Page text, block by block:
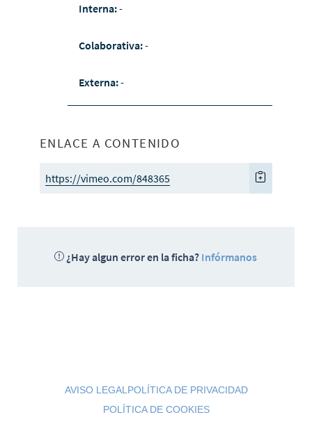
Interna:-
Colaborativa:-
Externa:-
ENLACE A CONTENIDO
https://vimeo.com/848365
¿Hay algun error en la ficha? Infórmanos
AVISO LEGAL POLÍTICA DE PRIVACIDAD
POLÍTICA DE COOKIES